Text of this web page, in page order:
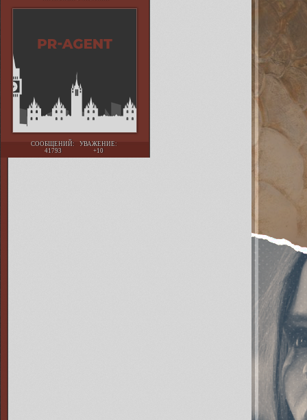
СООБЩЕНИЙ:
41793
УВАЖЕНИЕ:
+10